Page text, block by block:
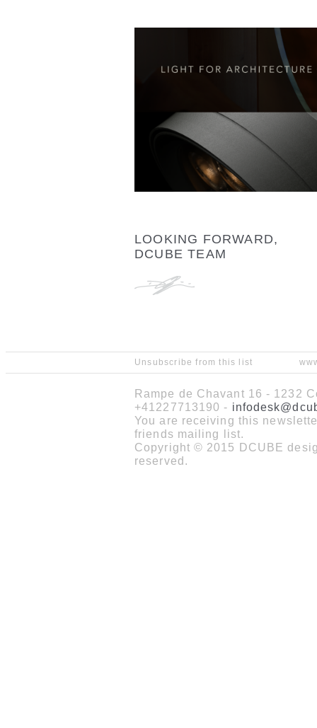
LOOKING FORWARD,
DCUBE TEAM
Unsubscribe from this list
Rampe de Chavant 16 - 1232
+41227713190 -
You are receiving this
friends mailing list.
Copyright © 2015 DCUBE
reserved.